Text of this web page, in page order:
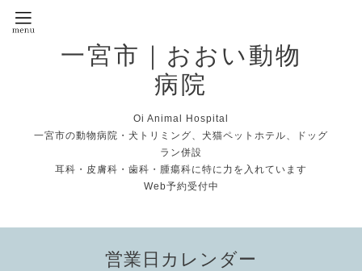
一宮市｜おおい動物
病院
Oi Animal Hospital
一宮市の動物病院・犬トリミング、犬猫ペットホテル、ドッグ
ラン併設
耳科・皮膚科・歯科・腫瘍科に特に力を入れています
Web予約受付中
営業日カレンダー